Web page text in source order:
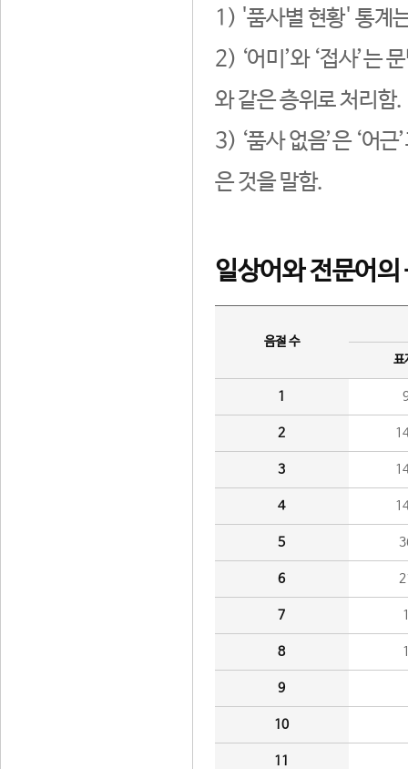
1) '품사별 현황' 통계
2) ‘어미’와 ‘접사’는
와 같은 층위로 처리함.
3) ‘품사 없음’은 ‘어
은 것을 말함.
일상어와 전문어의
음절 수
표
1
2
3
4
5
6
7
8
9
10
11